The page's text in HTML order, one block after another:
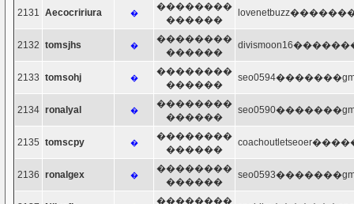
2131 Aecocririura �
��������
������
2132 tomsjhs �
��������
������
2133 tomsohj �
��������
������
2134 ronalyal �
��������
������
2135 tomscpy �
��������
������
2136 ronalgex �
��������
������
��������